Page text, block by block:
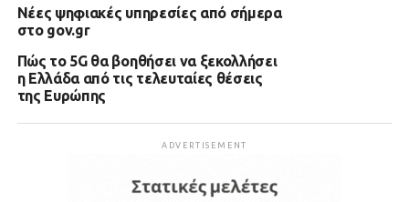
Νέες ψηφιακές υπηρεσίες από σήμερα
στο gov.gr
Πώς το 5G θα βοηθήσει να ξεκολλήσει
η Ελλάδα από τις τελευταίες θέσεις
της Ευρώπης
ADVERTISEMENT